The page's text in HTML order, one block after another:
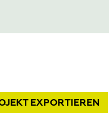
EXPORTIEREN